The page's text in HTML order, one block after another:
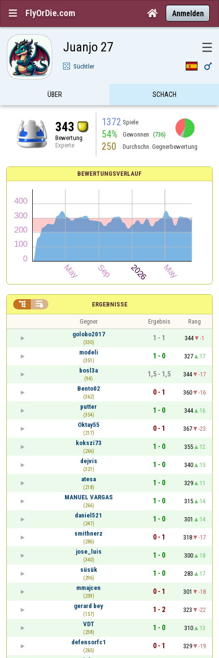
 FlyOrDie.com  Anmelden
Juanjo 27 ☰
Süchtler 
ÜBER SCHACH
343
Bewertung
Experte
1372 Spiele
54% Gewonnen (736)
250 Durchschn. Gegnerbewertung
BEWERTUNGSVERLAUF
ERGEBNISSE
 
Gegner Ergebnis
Rang
golobo2017
(330)
1 - 1 344
-1
modeli
(351)
1 - 0 327
17
bosl3a
(94)
1,5 - 1,5 344
-17
Bento02
(362)
0 - 1 360
-16
putter
(354)
1 - 0 344
16
Oktay55
(217)
0 - 1 367
-23
kokszi73
(266)
1 - 0 355
12
dejvis
(321)
1 - 0 340
15
atesa
(218)
1 - 0 329
11
MANUEL VARGAS
(266)
1 - 0 315
14
daniel521
(247)
1 - 0 301
14
smithnerz
(286)
0 - 1 318
-17
jose_luis
(340)
1 - 0 300
18
süsük
(296)
1 - 0 283
17
mmajcen
(259)
0 - 1 301
-18
gerard bey
(157)
1 - 2 323
-22
VDT
(238)
1 - 0 310
13
defensorfc1
(265)
0 - 1 329
-19